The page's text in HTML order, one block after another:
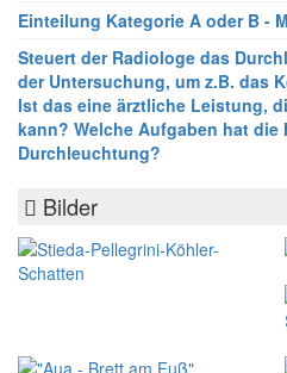
Einteilung Kategorie A oder B -
Steuert der Radiologe das
der Untersuchung, um z.B. das
Ist das eine ärztliche Leistung,
kann? Welche Aufgaben hat die
Durchleuchtung?
Bilder